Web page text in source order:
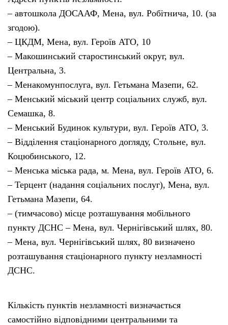
– автошкола ДОСААФ, Мена, вул. Робітнича, 10. (за
згодою).
– ЦКДМ, Мена, вул. Героїв АТО, 10
– Макошинський старостинський округ, вул.
Центральна, 3.
– Менакомунпослуга, вул. Гетьмана Мазепи, 62.
– Менський міський центр соціальних служб, вул.
Семашка, 8.
– Менський Будинок культури, вул. Героїв АТО, 3.
– Відділення стаціонарного догляду, Стольне, вул.
Коцюбинського, 12.
– Менська міська рада, м. Мена, вул. Героїв АТО, 6.
– Терцент (надання соціальних послуг), Мена, вул.
Гетьмана Мазепи, 64.
– (тимчасово) місце розташування мобільного
пункту ДСНС – Мена, вул. Чернігівський шлях, 80.
– Мена, вул. Чернігівський шлях, 80 визначено
розташування стаціонарного пункту незламності
ДСНС.
Кількість пунктів незламності визначається
самостійно відповідними центральними та